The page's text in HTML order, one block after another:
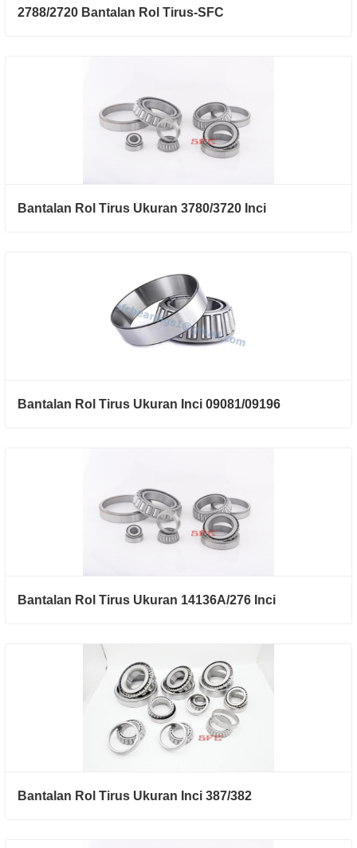
2788/2720 Bantalan Rol Tirus-SFC
Bantalan Rol Tirus Ukuran 3780/3720 Inci
Bantalan Rol Tirus Ukuran Inci 09081/09196
Bantalan Rol Tirus Ukuran 14136A/276 Inci
Bantalan Rol Tirus Ukuran Inci 387/382